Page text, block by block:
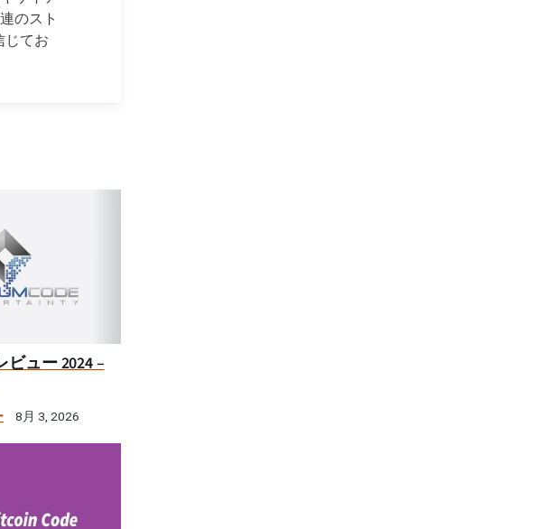
のスト
じてお
ビュー 2024 –
8月 3, 2026